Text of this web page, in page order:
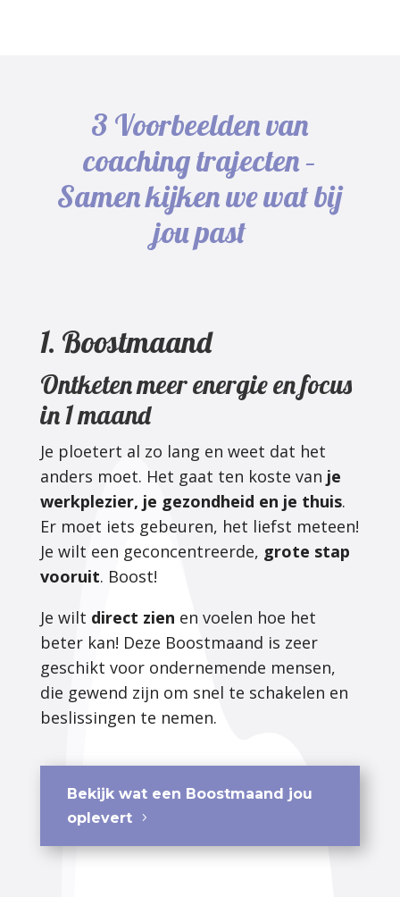
3 Voorbeelden van
coaching trajecten –
Samen kijken we wat bij
jou past
1. Boostmaand
Ontketen meer energie en focus
in 1 maand
Je ploetert al zo lang en weet dat het
anders moet. Het gaat ten koste van je
werkplezier, je gezondheid en je thuis.
Er moet iets gebeuren, het liefst meteen!
Je wilt een geconcentreerde, grote stap
vooruit. Boost!
Je wilt direct zien en voelen hoe het
beter kan! Deze Boostmaand is zeer
geschikt voor ondernemende mensen,
die gewend zijn om snel te schakelen en
beslissingen te nemen.
Bekijk wat een Boostmaand jou
oplevert